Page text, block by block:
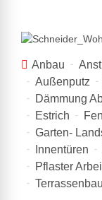
Anbau
Außenputz
Dämmung
Estrich
Garten-
Innentüren
Pflaster
Terrassenbau